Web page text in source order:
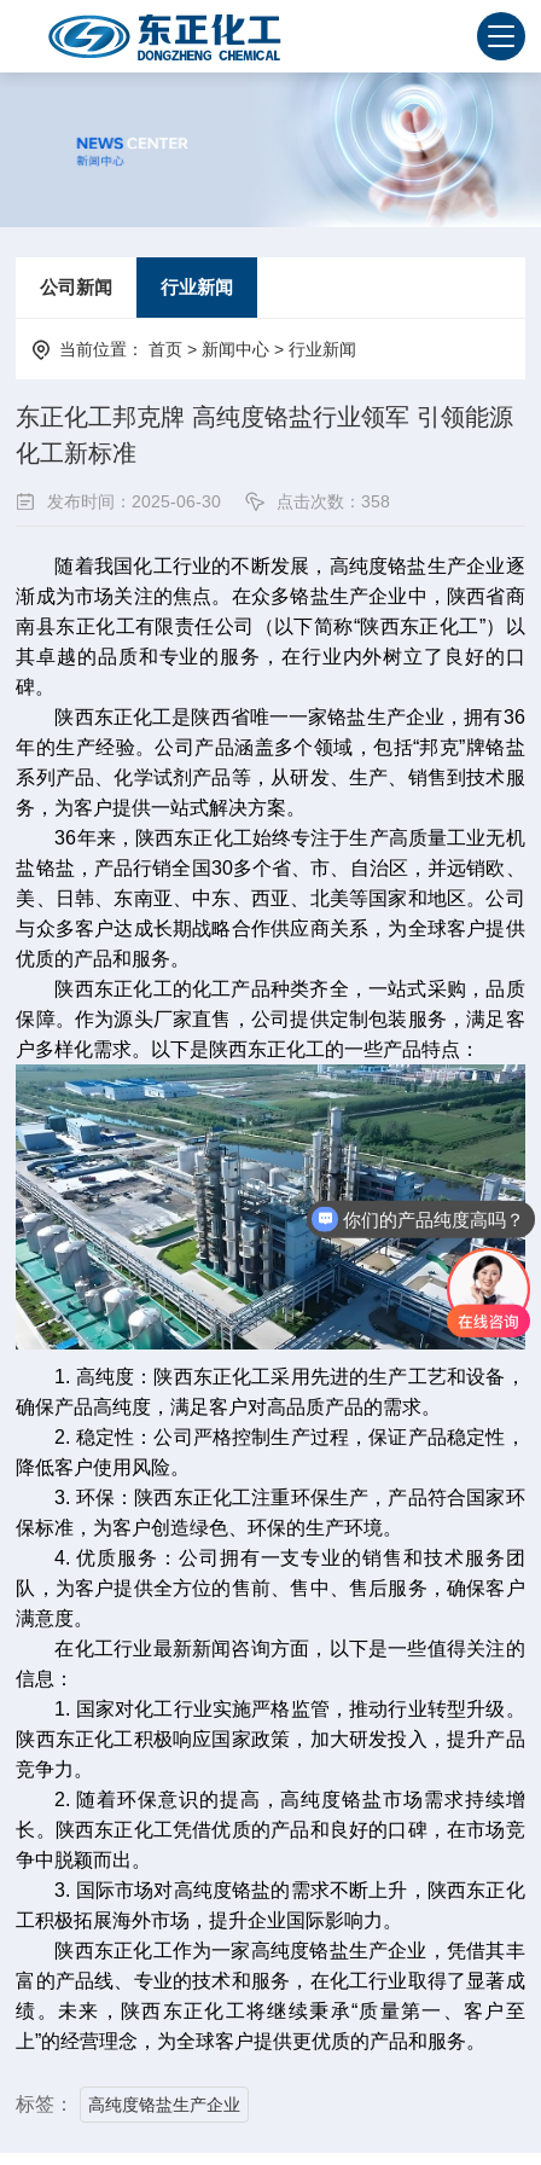
公司新闻 行业新闻
当前位置：首页 > 新闻中心 >行业新闻
东正化工邦克牌 高纯度铬盐行业领军 引领能源
化工新标准
发布时间：2025-06-30 点击次数： 358
随着我国化工行业的不断发展，高纯度铬盐生产企业逐
渐成为市场关注的焦点。在众多铬盐生产企业中，陕西省商
南县东正化工有限责任公司（以下简称“陕西东正化工”）以
其卓越的品质和专业的服务，在行业内外树立了良好的口
碑。
陕西东正化工是陕西省唯一一家铬盐生产企业，拥有36
年的生产经验。公司产品涵盖多个领域，包括“邦克”牌铬盐
系列产品、化学试剂产品等，从研发、生产、销售到技术服
务，为客户提供一站式解决方案。
36年来，陕西东正化工始终专注于生产高质量工业无机
盐铬盐，产品行销全国30多个省、市、自治区，并远销欧、
美、日韩、东南亚、中东、西亚、北美等国家和地区。公司
与众多客户达成长期战略合作供应商关系，为全球客户提供
优质的产品和服务。
陕西东正化工的化工产品种类齐全，一站式采购，品质
保障。作为源头厂家直售，公司提供定制包装服务，满足客
户多样化需求。以下是陕西东正化工的一些产品特点：
1. 高纯度：陕西东正化工采用先进的生产工艺和设备，
确保产品高纯度，满足客户对高品质产品的需求。
2. 稳定性：公司严格控制生产过程，保证产品稳定性，
降低客户使用风险。
3. 环保：陕西东正化工注重环保生产，产品符合国家环
保标准，为客户创造绿色、环保的生产环境。
4. 优质服务：公司拥有一支专业的销售和技术服务团
队，为客户提供全方位的售前、售中、售后服务，确保客户
满意度。
在化工行业最新新闻咨询方面，以下是一些值得关注的
信息：
1. 国家对化工行业实施严格监管，推动行业转型升级。
陕西东正化工积极响应国家政策，加大研发投入，提升产品
竞争力。
2. 随着环保意识的提高，高纯度铬盐市场需求持续增
长。陕西东正化工凭借优质的产品和良好的口碑，在市场竞
争中脱颖而出。
3. 国际市场对高纯度铬盐的需求不断上升，陕西东正化
工积极拓展海外市场，提升企业国际影响力。
陕西东正化工作为一家高纯度铬盐生产企业，凭借其丰
富的产品线、专业的技术和服务，在化工行业取得了显著成
绩。未来，陕西东正化工将继续秉承“质量第一、客户至
上”的经营理念，为全球客户提供更优质的产品和服务。
标签： 高纯度铬盐生产企业
你们的产品纯度高吗？